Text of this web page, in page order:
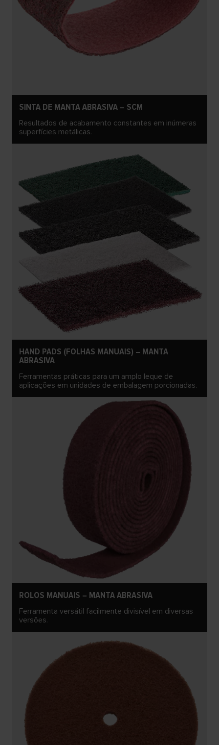
SINTA DE MANTA ABRASIVA – SCM
Resultados de acabamento constantes em inúmeras
superfícies metálicas.
HAND PADS (FOLHAS MANUAIS) – MANTA
ABRASIVA
Ferramentas práticas para um amplo leque de
aplicações em unidades de embalagem porcionadas.
ROLOS MANUAIS – MANTA ABRASIVA
Ferramenta versátil facilmente divisível em diversas
versões.